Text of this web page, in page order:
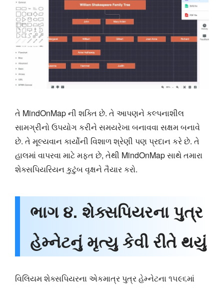
તે MindOnMap ની શક્તિ છે. તે આપણને કલ્પનાશીલ
સામગ્રીનો ઉપયોગ કરીને સમયરેખા બનાવવા સક્ષમ બનાવે
છે. તે મૂલ્યવાન કાર્યોની વિશાળ શ્રેણી પણ પ્રદાન કરે છે. તે
હાલમાં વાપરવા માટે મફત છે, તેથી MindOnMap સાથે તમારા
શેક્સપિયરિયન કુટુંબ વૃક્ષને તૈયાર કરો.
ભાગ ૪. શેક્સપિયરના પુત્ર
હેમ્નેટનું મૃત્યુ કેવી રીતે થયું
વિલિયમ શેક્સપિયરના એકમાત્ર પુત્ર હેમ્નેટના ૧૫૯૬માં